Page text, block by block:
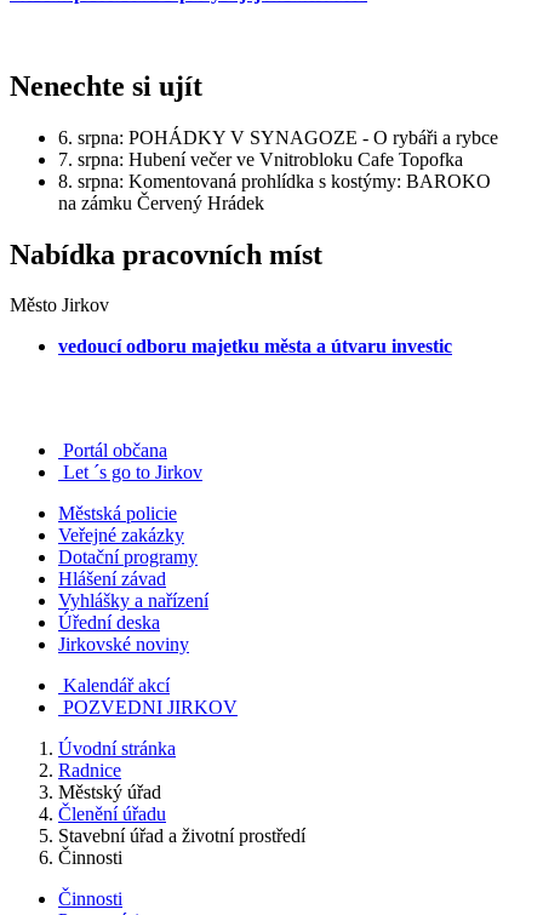
Nenechte si ujít
6. srpna: POHÁDKY V SYNAGOZE - O rybáři a rybce
7. srpna: Hubení večer ve Vnitrobloku Cafe Topofka
8. srpna: Komentovaná prohlídka s kostýmy: BAROKO
na zámku Červený Hrádek
Nabídka pracovních míst
Město Jirkov
vedoucí odboru majetku města a útvaru investic
Portál občana
Let ´s go to Jirkov
Městská policie
Veřejné zakázky
Dotační programy
Hlášení závad
Vyhlášky a nařízení
Úřední deska
Jirkovské noviny
Kalendář akcí
POZVEDNI JIRKOV
Úvodní stránka
Radnice
Městský úřad
Členění úřadu
Stavební úřad a životní prostředí
Činnosti
Činnosti